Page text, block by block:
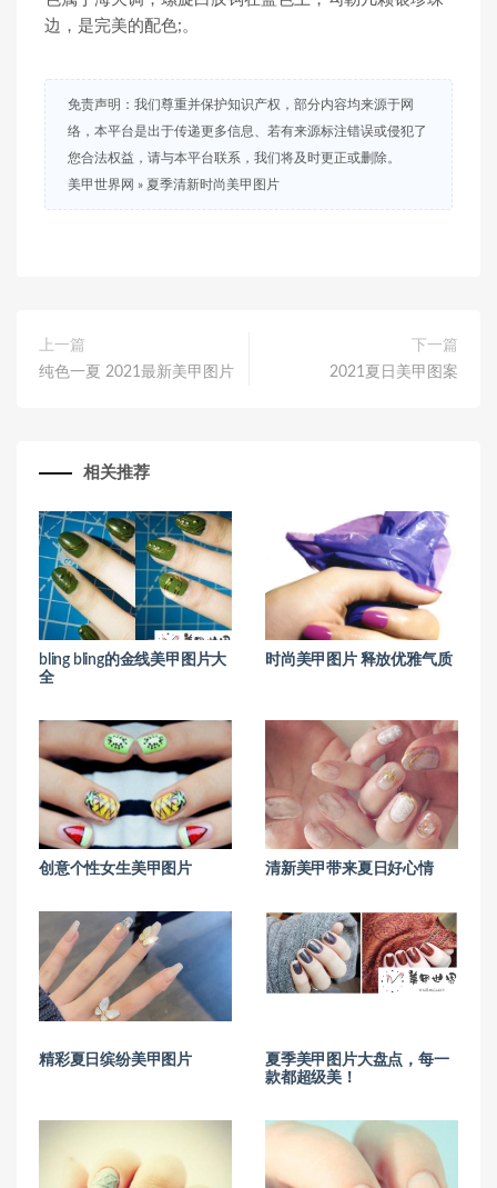
边，是完美的配色;。
免责声明：我们尊重并保护知识产权，部分内容均来源于网
络，本平台是出于传递更多信息、若有来源标注错误或侵犯了
您合法权益，请与本平台联系，我们将及时更正或删除。
美甲世界网 » 夏季清新时尚美甲图片
上一篇
纯色一夏 2021最新美甲图片
下一篇
2021夏日美甲图案
相关推荐
bling bling的金线美甲图片大
全
时尚美甲图片 释放优雅气质
创意个性女生美甲图片 清新美甲带来夏日好心情
精彩夏日缤纷美甲图片
夏季美甲图片大盘点，每一
款都超级美！